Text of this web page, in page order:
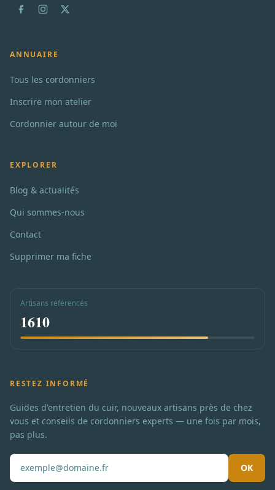
ANNUAIRE
Tous les cordonniers
Inscrire mon atelier
Cordonnier autour de moi
EXPLORER
Blog & actualités
Qui sommes-nous
Contact
Supprimer ma fiche
Artisans référencés
1610
RESTEZ INFORMÉ
Guides d'entretien du cuir, nouveaux artisans près de chez
vous et conseils de cordonniers experts — une fois par mois,
pas plus.
OK